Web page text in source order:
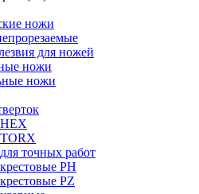
ножи
для ножей
ножи
ножи
точных работ
PH
PZ